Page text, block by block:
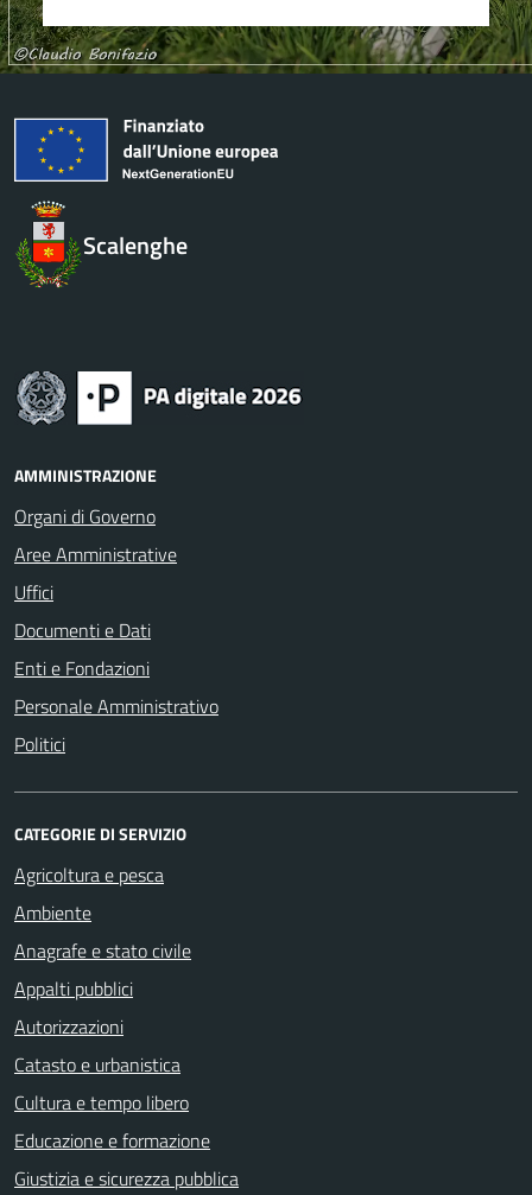
Scalenghe
AMMINISTRAZIONE
Organi di Governo
Aree Amministrative
Uffici
Documenti e Dati
Enti e Fondazioni
Personale Amministrativo
Politici
CATEGORIE DI SERVIZIO
Agricoltura e pesca
Ambiente
Anagrafe e stato civile
Appalti pubblici
Autorizzazioni
Catasto e urbanistica
Cultura e tempo libero
Educazione e formazione
Giustizia e sicurezza pubblica